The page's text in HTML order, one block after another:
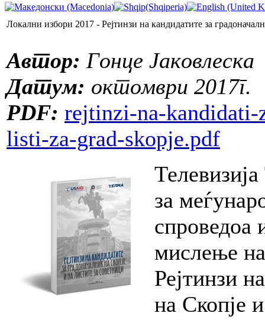
Локални избори 2017 - Рејтинзи на кандидатите за
Автор: Гонце Јаковлеска
Датум: октомври 2017г.
PDF: rejtinzi-na-
listi-za-grad-skopje.pdf
за
спроведоа
мислење
Рејтинзи
на Скопје